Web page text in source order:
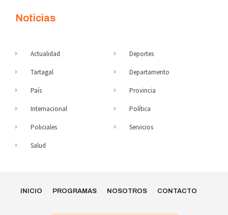
Noticias
Actualidad
Tartagal
País
Internacional
Policiales
Salud
Deportes
Departamento
Provincia
Política
Servicios
INICIO PROGRAMAS NOSOTROS CONTACTO